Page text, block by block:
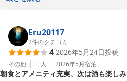
夏本番を迎え、大垣市でも連日暑い
どうぞご体調には十分ご留意ください
次回もたー5026様のお越しをスタッ
す。
ご朝食のカレーを「とてもおいしか
料理の品揃えにつきましてもご満足
す。
当ホテルでは、バイキング形式で和
し、朝から元気にお過ごしいただける
Eru20117
2件のクチコミ
4 2026年5月24日投稿
その他 一人 2026年5月宿泊
朝食とアメニティ充実、次は酒も楽し